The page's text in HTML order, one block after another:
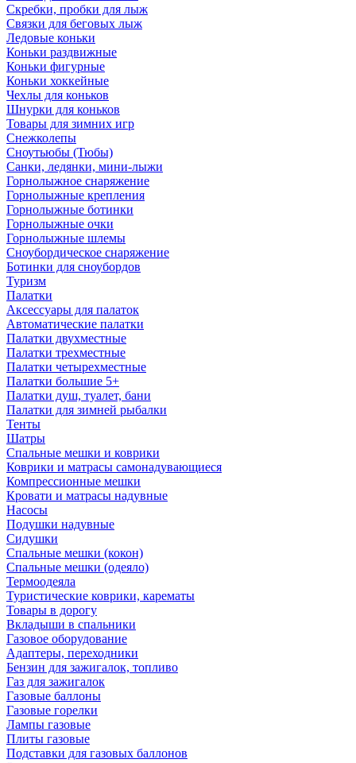
Скребки, пробки для лыж
Связки для беговых лыж
Ледовые коньки
Коньки раздвижные
Коньки фигурные
Коньки хоккейные
Чехлы для коньков
Шнурки для коньков
Товары для зимних игр
Снежколепы
Сноутьюбы (Тюбы)
Санки, ледянки, мини-лыжи
Горнолыжное снаряжение
Горнолыжные крепления
Горнолыжные ботинки
Горнолыжные очки
Горнолыжные шлемы
Сноубордическое снаряжение
Ботинки для сноубордов
Туризм
Палатки
Аксессуары для палаток
Автоматические палатки
Палатки двухместные
Палатки трехместные
Палатки четырехместные
Палатки большие 5+
Палатки душ, туалет, бани
Палатки для зимней рыбалки
Тенты
Шатры
Спальные мешки и коврики
Коврики и матрасы самонадувающиеся
Компрессионные мешки
Кровати и матрасы надувные
Насосы
Подушки надувные
Сидушки
Спальные мешки (кокон)
Спальные мешки (одеяло)
Термоодеяла
Туристические коврики, карематы
Товары в дорогу
Вкладыши в спальники
Газовое оборудование
Адаптеры, переходники
Бензин для зажигалок, топливо
Газ для зажигалок
Газовые баллоны
Газовые горелки
Лампы газовые
Плиты газовые
Подставки для газовых баллонов